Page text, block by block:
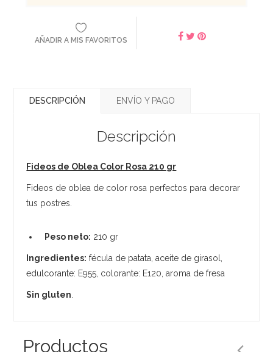
AÑADIR A MIS FAVORITOS
DESCRIPCIÓN ENVÍO Y PAGO
Descripción
Fideos de Oblea Color Rosa 210 gr
Fideos de oblea de color rosa perfectos para decorar
tus postres.
Peso neto: 210 gr
Ingredientes: fécula de patata, aceite de girasol,
edulcorante: E955, colorante: E120, aroma de fresa
Sin gluten
Productos